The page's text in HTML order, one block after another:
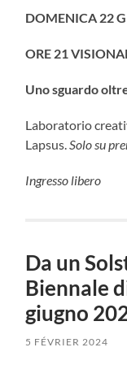
DOMENICA 22
ORE 21
Uno sguardo
Laboratorio
Lapsus.Solo su
Ingresso libero
Da un
Biennale
giugno
5 FÉVRIER 2024